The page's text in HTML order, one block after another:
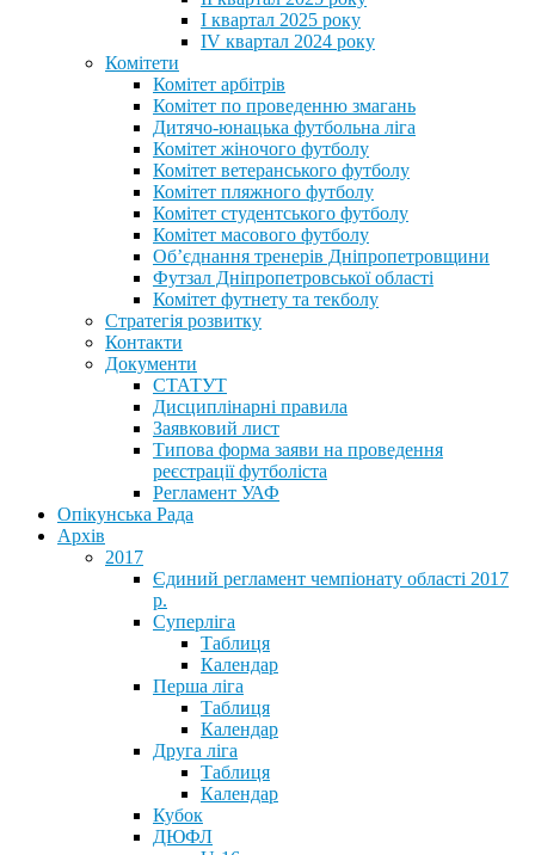
I квартал 2025 року
IV квартал 2024 року
Комітети
Комітет арбітрів
Комітет по проведенню змагань
Дитячо-юнацька футбольна ліга
Комітет жіночого футболу
Комітет ветеранського футболу
Комітет пляжного футболу
Комітет студентського футболу
Комітет масового футболу
Обʼєднання тренерів Дніпропетровщини
Футзал Дніпропетровської області
Комітет футнету та текболу
Стратегія розвитку
Контакти
Документи
СТАТУТ
Дисциплінарні правила
Заявковий лист
Типова форма заяви на проведення
реєстрації футболіста
Регламент УАФ
Опікунська Рада
Архів
2017
Єдиний регламент чемпіонату області 2017
р.
Суперліга
Таблиця
Календар
Перша ліга
Таблиця
Календар
Друга ліга
Таблиця
Календар
Кубок
ДЮФЛ